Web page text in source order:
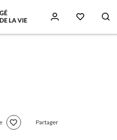
Partager